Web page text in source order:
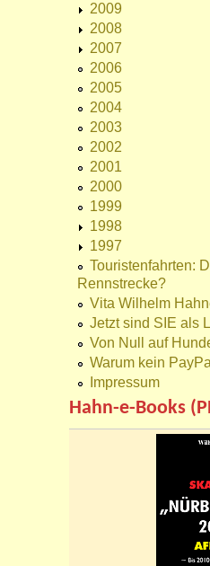
2009
2008
2007
2006
2005
2004
2003
2002
2001
2000
1999
1998
1997
Touristenfahrten:
Rennstrecke?
Vita Wilhelm
Jetzt sind SIE als
Von Null auf
Warum kein
Impressum
Hahn-e-Books